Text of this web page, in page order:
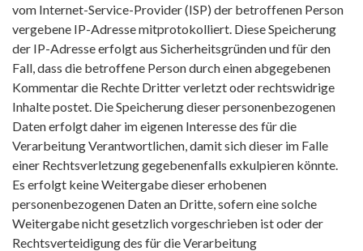
vom Internet-Service-Provider (ISP) der betroffenen Person
vergebene IP-Adresse mitprotokolliert. Diese Speicherung
der IP-Adresse erfolgt aus Sicherheitsgründen und für den
Fall, dass die betroffene Person durch einen abgegebenen
Kommentar die Rechte Dritter verletzt oder rechtswidrige
Inhalte postet. Die Speicherung dieser personenbezogenen
Daten erfolgt daher im eigenen Interesse des für die
Verarbeitung Verantwortlichen, damit sich dieser im Falle
einer Rechtsverletzung gegebenenfalls exkulpieren könnte.
Es erfolgt keine Weitergabe dieser erhobenen
personenbezogenen Daten an Dritte, sofern eine solche
Weitergabe nicht gesetzlich vorgeschrieben ist oder der
Rechtsverteidigung des für die Verarbeitung